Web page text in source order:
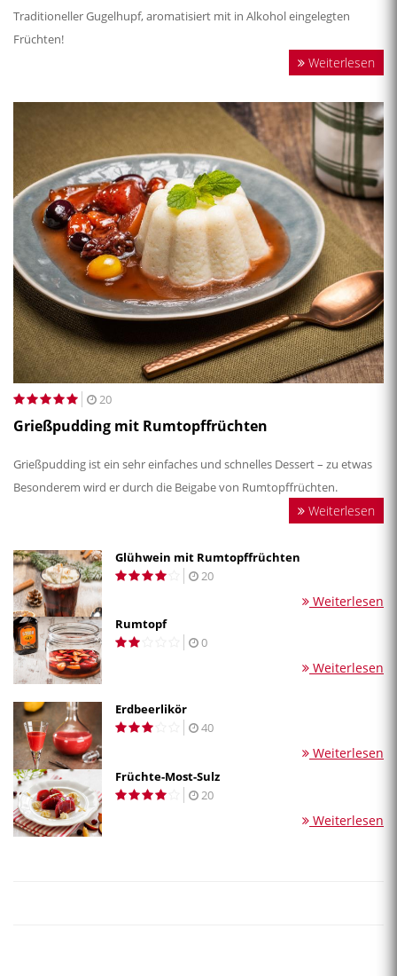
Traditioneller Gugelhupf, aromatisiert mit in Alkohol eingelegten
Früchten!
Weiterlesen
20
Grießpudding mit Rumtopffrüchten
Grießpudding ist ein sehr einfaches und schnelles Dessert – zu etwas
Besonderem wird er durch die Beigabe von Rumtopffrüchten.
Weiterlesen
Glühwein mit Rumtopffrüchten
20
Weiterlesen
Rumtopf
0
Weiterlesen
Erdbeerlikör
40
Weiterlesen
Früchte-Most-Sulz
20
Weiterlesen